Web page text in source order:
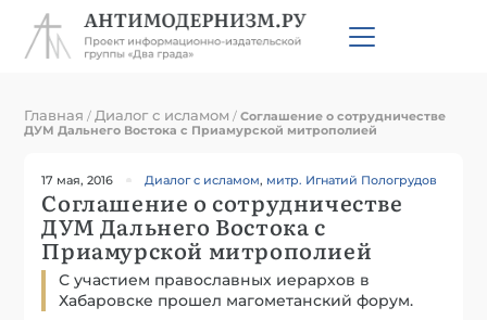
Главная / Диалог с исламом /Соглашение о сотрудничестве
ДУМ Дальнего Востока с Приамурской митрополией
17 мая, 2016 Диалог с исламом, митр. Игнатий Пологрудов
Соглашение о сотрудничестве
ДУМ Дальнего Востока с
Приамурской митрополией
С участием православных иерархов в
Хабаровске прошел магометанский форум.